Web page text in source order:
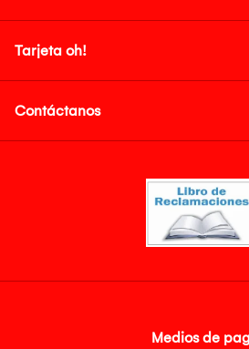
Tarjeta oh!
Contáctanos
Medios de